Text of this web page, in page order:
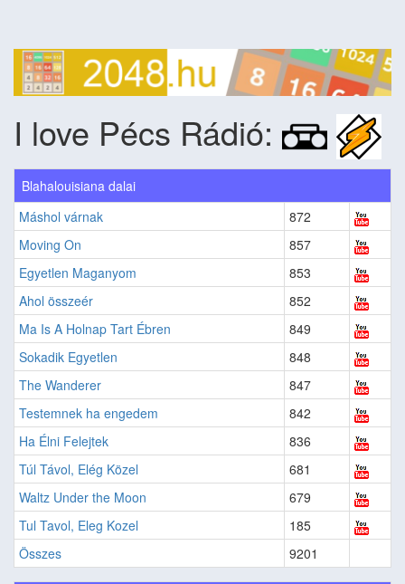
I love Pécs Rádió:
Blahalouisiana dalai
Máshol várnak
872
Moving On
857
Egyetlen Maganyom
853
Ahol összeér
852
Ma Is A Holnap Tart Ébren
849
Sokadik Egyetlen
848
The Wanderer
847
Testemnek ha engedem
842
Ha Élni Felejtek
836
Túl Távol, Elég Közel
681
Waltz Under the Moon
679
Tul Tavol, Eleg Kozel
185
Összes
9201